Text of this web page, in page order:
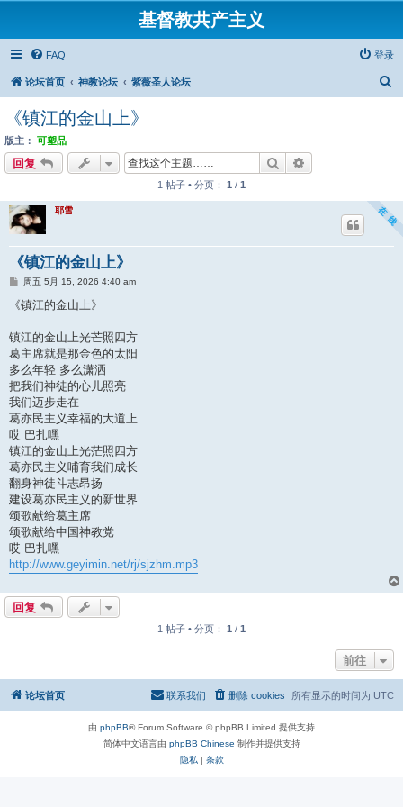
基督教共产主义
FAQ 登录
论坛首页 神教论坛 紫薇圣人论坛
《镇江的金山上》
版主： 可塑品
回复 搜索
1 帖子 • 分页： 1 / 1
耶雪
《镇江的金山上》
帖周五 5月 15, 2026 4:40 am
《镇江的金山上》
镇江的金山上光芒照四方
葛主席就是那金色的太阳
多么年轻 多么潇洒
把我们神徒的心儿照亮
我们迈步走在
葛亦民主义幸福的大道上
哎 巴扎嘿
镇江的金山上光茫照四方
葛亦民主义哺育我们成长
翻身神徒斗志昂扬
建设葛亦民主义的新世界
颂歌献给葛主席
颂歌献给中国神教党
哎 巴扎嘿
http://www.geyimin.net/rj/sjzhm.mp3
回复
1 帖子 • 分页： 1 / 1
前往
论坛首页 所有显示的时间为 UTC
删除 cookies
联系我们
由 phpBB® Forum Software © phpBB Limited 提供支持
简体中文语言由 phpBB Chinese 制作并提供支持
隐私 | 条款